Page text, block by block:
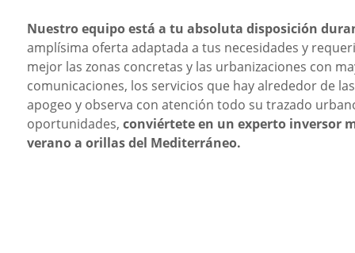
Nuestro equipo está a tu absoluta disposición
amplísima oferta adaptada a tus necesidades y
mejor las zonas concretas y las urbanizaciones con
comunicaciones, los servicios que hay alrededor de
apogeo y observa con atención todo su trazado
oportunidades, conviértete en un experto inversor
verano a orillas del Mediterráneo.